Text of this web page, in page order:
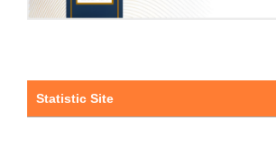
Statistic Site